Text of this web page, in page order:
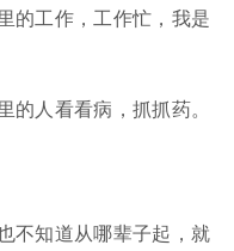
的工作，工作忙，我是
人看看病，抓抓药。
知道从哪辈子起，就